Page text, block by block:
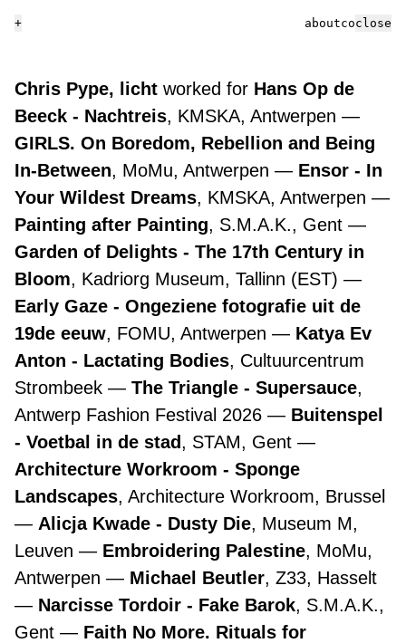
+ aboutcontact
Chris Pype, licht worked for Hans Op de
Beeck - Nachtreis, KMSKA, Antwerpen
GIRLS. On Boredom, Rebellion and Being
In-Between, MoMu, Antwerpen
Ensor - In
Your Wildest Dreams, KMSKA, Antwerpen
Painting after Painting, S.M.A.K., Gent
Garden of Delights - The 17th Century in
Bloom, Kadriorg Museum, Tallinn (EST)
Early Gaze - Ongeziene fotografie uit de
19de eeuw, FOMU, Antwerpen
Katya Ev
Anton - Lactating Bodies, Cultuurcentrum
Strombeek
The Triangle - Supersauce,
Antwerp Fashion Festival 2026
Buitenspel
- Voetbal in de stad, STAM, Gent
Architecture Workroom - Sponge
Landscapes, Architecture Workroom, Brussel
Alicja Kwade - Dusty Die, Museum M,
Leuven
Embroidering Palestine, MoMu,
Antwerpen
Michael Beutler, Z33, Hasselt
Narcisse Tordoir - Fake Barok, S.M.A.K.,
Gent
Faith No More. Rituals for
close